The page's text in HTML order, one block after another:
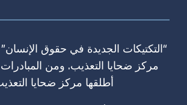
“التكتيكات الجديدة في حقوق
مركز ضحايا التعذيب. ومن
أطلقها مركز ضحايا